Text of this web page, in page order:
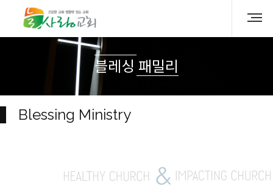
블레싱 패밀리
Blessing Ministry